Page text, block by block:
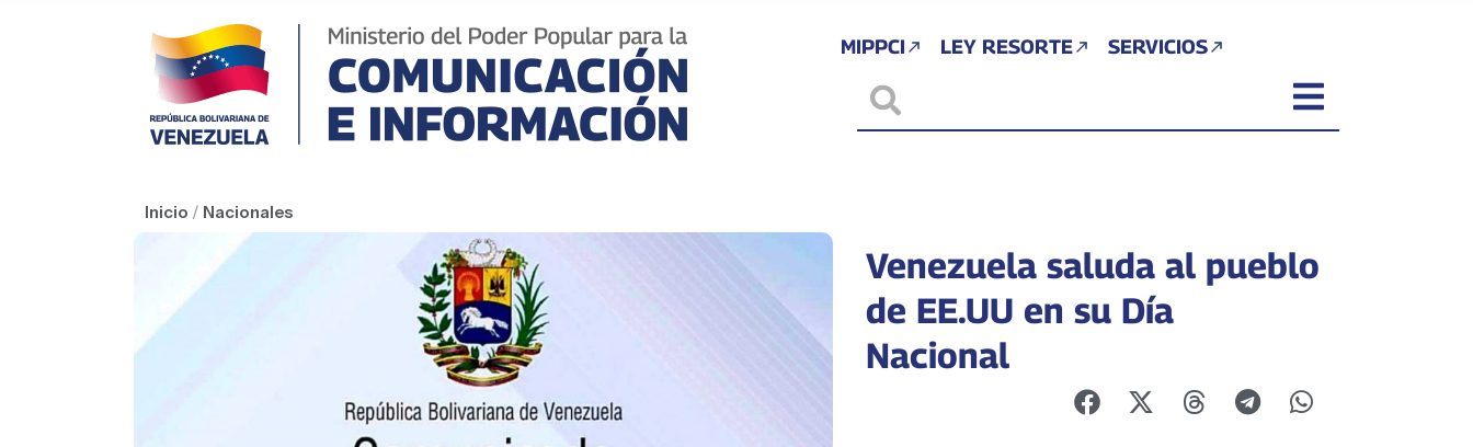
MIPPCI LEY RESORTE SERVICIOS
Inicio / Nacionales
Venezuela saluda al pueblo
de EE.UU en su Día
Nacional